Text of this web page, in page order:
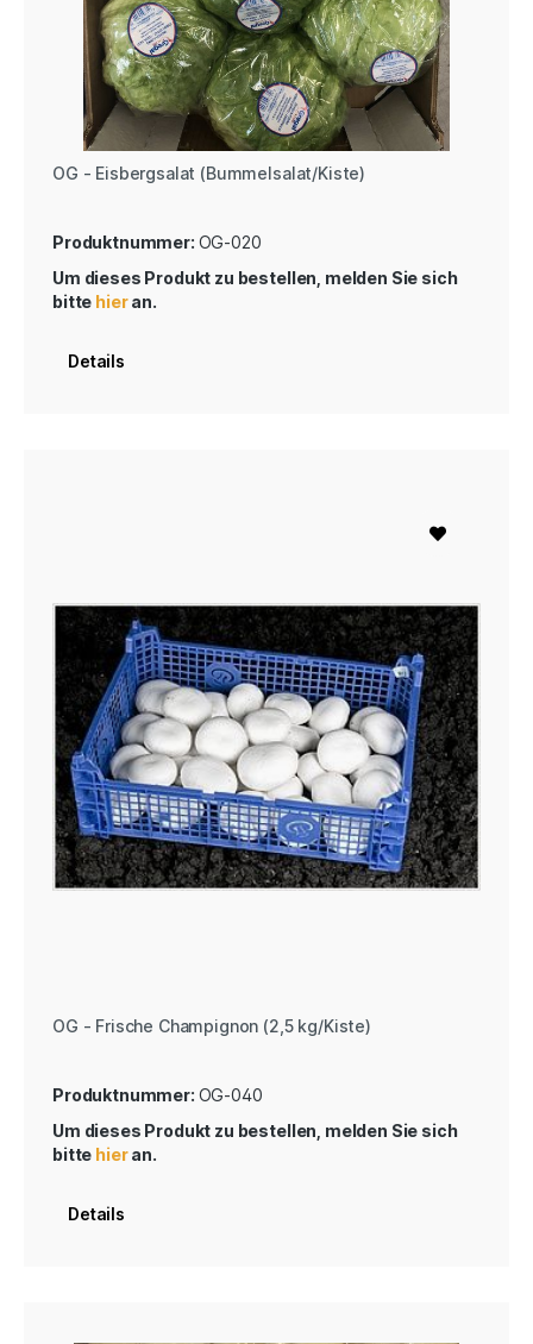
OG - Eisbergsalat (Bummelsalat/Kiste)
Produktnummer: OG-020
Um dieses Produkt zu bestellen, melden Sie sich
bitte hieran.
Details
OG - Frische Champignon (2,5 kg/Kiste)
Produktnummer: OG-040
Um dieses Produkt zu bestellen, melden Sie sich
bitte hieran.
Details